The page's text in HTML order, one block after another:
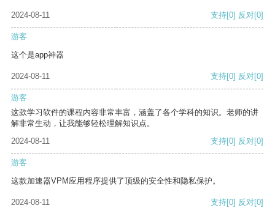
2024-08-11 支持[0] 反对[0]
游客
这个是app神器
2024-08-11 支持[0] 反对[0]
游客
这款学习软件的课程内容非常丰富，涵盖了各个学科的知识。老师的讲
解非常生动，让我能够轻松理解知识点。
2024-08-11
支持[0] 反对[0]
游客
这款加速器VPM应用程序提供了顶级的安全性和隐私保护。
2024-08-11 支持[0] 反对[0]